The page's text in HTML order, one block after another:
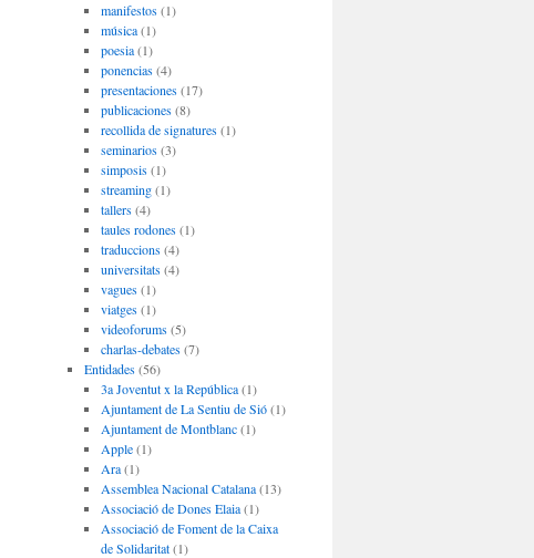
manifestos(1)
música(1)
poesia(1)
ponencias(4)
presentaciones(17)
publicaciones(8)
recollida de signatures(1)
seminarios(3)
simposis(1)
streaming(1)
tallers(4)
taules rodones(1)
traduccions(4)
universitats(4)
vagues(1)
viatges(1)
videoforums(5)
charlas-debates(7)
Entidades(56)
3a Joventut x la República(1)
Ajuntament de La Sentiu de Sió(1)
Ajuntament de Montblanc(1)
Apple(1)
Ara(1)
Assemblea Nacional Catalana(13)
Associació de Dones Elaia(1)
Associació de Foment de la Caixa
de Solidaritat(1)